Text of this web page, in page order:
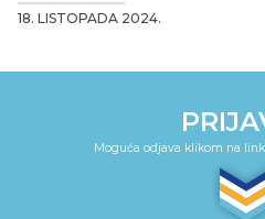
18. LISTOPADA 2024.
Moguća odjava klikom na